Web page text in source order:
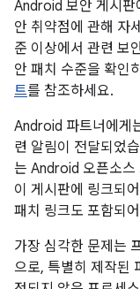
Android 보안 게시판
안 취약점에 관해
준 이상에서 관련 보
안 패치 수준을 확인
트를 참조하세요.
Android 파트너에게
련 알림이 전달되었
는 Android 오픈소스
이 게시판에 링크되
패치 링크도 포함되
가장 심각한 문제는
으로, 특별히 제작된